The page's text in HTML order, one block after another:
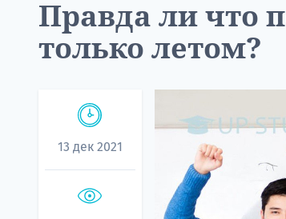
Правда ли что
только летом?
13 дек 2021